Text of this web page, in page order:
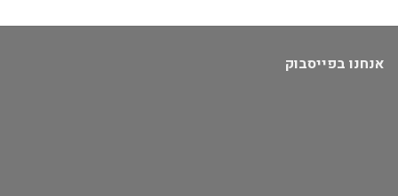
אנחנו בפייסבוק